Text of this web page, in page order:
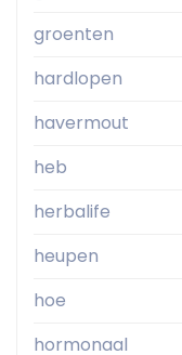
groenten
hardlopen
havermout
heb
herbalife
heupen
hoe
hormonaal